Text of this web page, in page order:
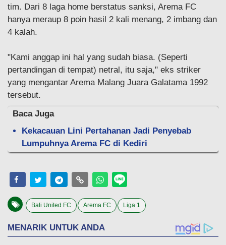
tim. Dari 8 laga home berstatus sanksi, Arema FC
hanya meraup 8 poin hasil 2 kali menang, 2 imbang dan
4 kalah.
"Kami anggap ini hal yang sudah biasa. (Seperti
pertandingan di tempat) netral, itu saja," eks striker
yang mengantar Arema Malang Juara Galatama 1992
tersebut.
Baca Juga
Kekacauan Lini Pertahanan Jadi Penyebab
Lumpuhnya Arema FC di Kediri
Bali United FC Arema FC Liga 1